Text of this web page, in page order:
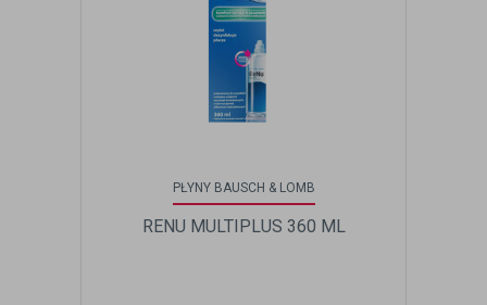
PŁYNY BAUSCH & LOMB
RENU MULTIPLUS 360 ML